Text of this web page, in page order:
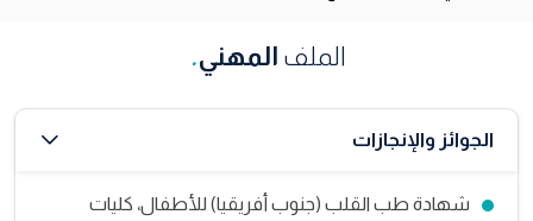
الملفالمهني.
الجوائز والإنجازات
شهادة طب القلب (جنوب أفريقيا) للأطفال، كليات